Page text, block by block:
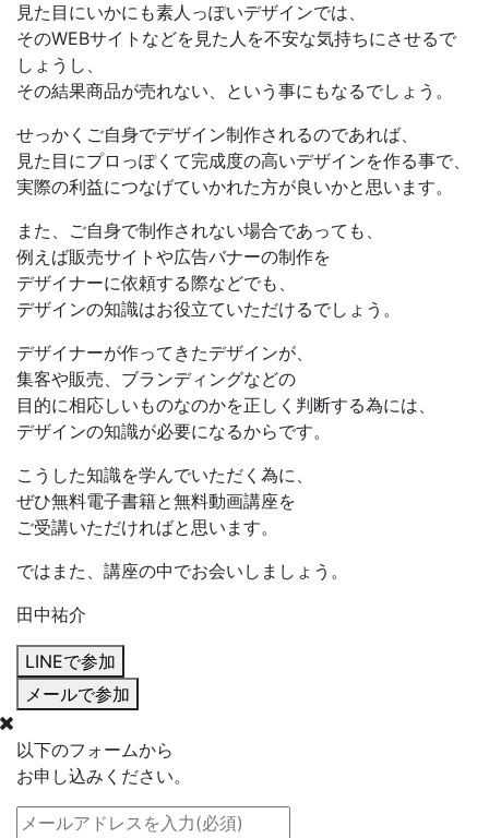
見た目にいかにも素人っぽいデザインでは、
そのWEBサイトなどを見た人を不安な気持ちにさせるで
しょうし、
その結果商品が売れない、 という事にもなるでしょう。
せっかくご自身でデザイン制作されるのであれば、
見た目にプロっぽくて完成度の高いデザインを作る事で、
実際の利益につなげていかれた方が良いかと思います。
また、ご自身で制作されない場合であっても、
例えば販売サイトや広告バナーの制作を
デザイナーに依頼する際などでも、
デザインの知識はお役立ていただけるでしょう。
デザイナーが作ってきたデザインが、
集客や販売、ブランディングなどの
目的に相応しいものなのかを正しく判断する為には、
デザインの知識が必要になるからです。
こうした知識を学んでいただく為に、
ぜひ無料電子書籍と無料動画講座を
ご受講いただければと思います。
ではまた、講座の中でお会いしましょう。
田中祐介
LINEで参加
メールで参加
以下のフォームから
お申し込みください。